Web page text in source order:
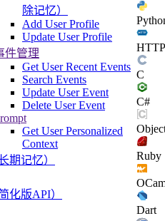
除记忆）
Add User Profile
Update User Profile
件管理
Get User Recent Events
Search Events
Update User Event
Delete User Event
Get User Personalized
Context
期记忆）
化版API）
HTTP
C
C#
Ruby
Dart